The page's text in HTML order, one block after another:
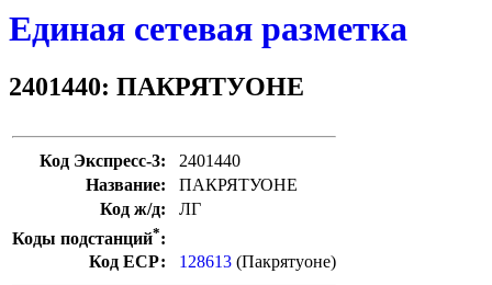
Единая сетевая разметка
2401440: ПАКРЯТУОНЕ
Код Экспресс-3:
2401440
Название:
ПАКРЯТУОНЕ
Код ж/д:
ЛГ
Коды подстанций*:
Код ЕСР:
128613 (Пакрятуоне)